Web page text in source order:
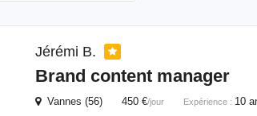
Jérémi B.
Brand content manager
Vannes (56) 450 €/jour Expérience : 10